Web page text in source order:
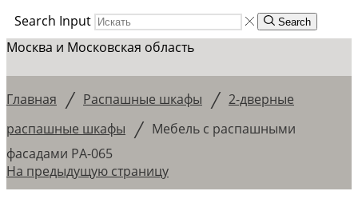
Search Input
Search
Москва и Московская область
Главная / Распашные шкафы / 2-дверные
распашные шкафы / Мебель с распашными
фасадами РА-065
На предыдущую страницу